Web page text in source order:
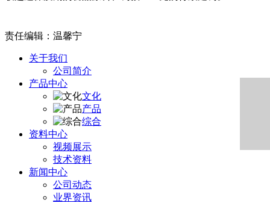
责任编辑：温馨宁
关于我们
公司简介
产品中心
文化
产品
综合
资料中心
视频展示
技术资料
新闻中心
公司动态
业界资讯